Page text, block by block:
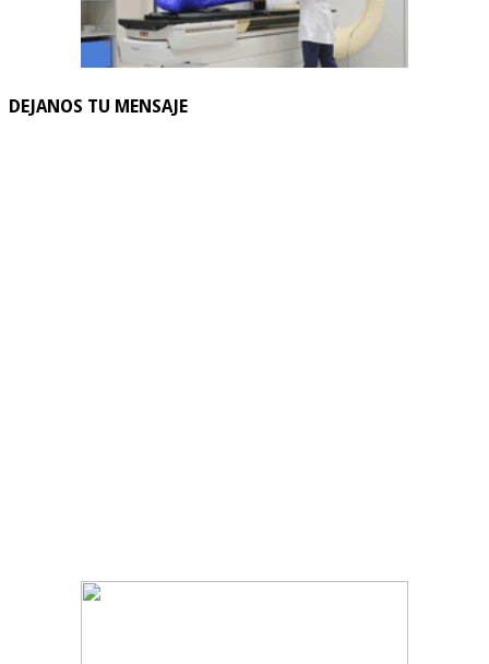
DEJANOS TU MENSAJE